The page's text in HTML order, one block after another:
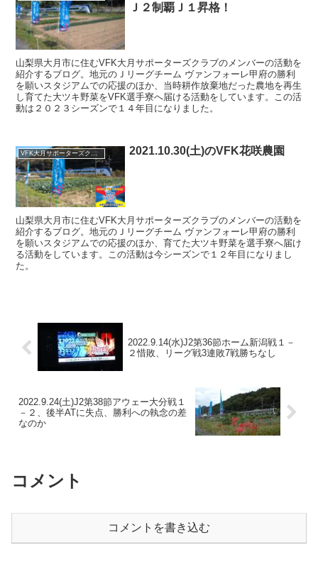
Ｊ２制覇Ｊ１昇格！
山梨県大月市に住むVFK大月サポーターズクラブのメンバーの活動を
紹介するブログ。地元のＪリーグチーム ヴァンフォーレ甲府の勝利
を願いスタジアムでの応援のほか、当時耕作放棄地だった農地を再生
し育てた大ツキ野菜をVFK選手寮へ届ける活動をしています。この活
動は２０２３シーズンで１４年目になりました。
2021.10.30(土)のVFK花咲農園
山梨県大月市に住むVFK大月サポーターズクラブのメンバーの活動を
紹介するブログ。地元のＪリーグチーム ヴァンフォーレ甲府の勝利
を願いスタジアムでの応援のほか、育てた大ツキ野菜を選手寮へ届け
る活動をしています。この活動は今シーズンで１２年目になりまし
た。
2022.9.14(水)J2第36節ホーム新潟戦１－
２惜敗、リーグ戦3連敗7戦勝ちなし
2022.9.24(土)J2第38節アウェー大分戦１
－２、後半ATに失点、勝利への執念の差
なのか
コメント
コメントを書き込む